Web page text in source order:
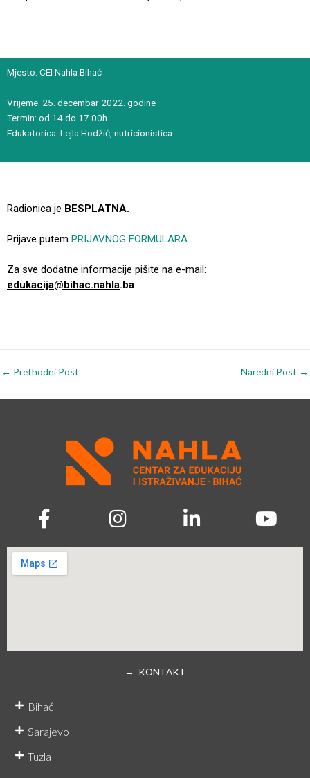
Mjesto: CEI Nahla Bihać
Vrijeme: 25. decembar 2022. godine
Termin: od 14 do 17.00h
Edukatorica: Lejla Hodžić, nutricionistica
Radionica je BESPLATNA.
Prijave putem PRIJAVNOG FORMULARA
Za sve dodatne informacije pišite na e-mail:
edukacija@bihac.nahla.ba
← Prethodni Post Naredni Post →
→ KONTAKT
Bihać
Sarajevo
Tuzla